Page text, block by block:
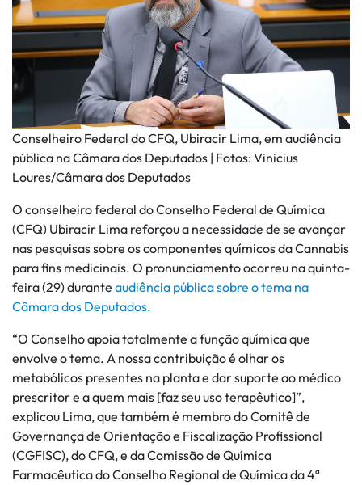
Conselheiro Federal do CFQ, Ubiracir Lima, em audiência
pública na Câmara dos Deputados | Fotos: Vinicius
Loures/Câmara dos Deputados
O conselheiro federal do Conselho Federal de Química
(CFQ) Ubiracir Lima reforçou a necessidade de se avançar
nas pesquisas sobre os componentes químicos da Cannabis
para fins medicinais. O pronunciamento ocorreu na quinta-
feira (29) durante audiência pública sobre o tema na
Câmara dos Deputados.
“O Conselho apoia totalmente a função química que
envolve o tema. A nossa contribuição é olhar os
metabólicos presentes na planta e dar suporte ao médico
prescritor e a quem mais [faz seu uso terapêutico]”,
explicou Lima, que também é membro do Comitê de
Governança de Orientação e Fiscalização Profissional
(CGFISC), do CFQ, e da Comissão de Química
Farmacêutica do Conselho Regional de Química da 4ª